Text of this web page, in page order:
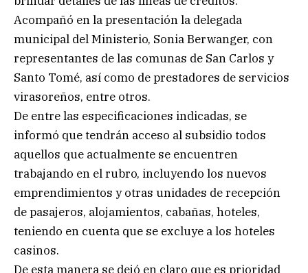
Acompañó en la presentación la delegada
municipal del Ministerio, Sonia Berwanger, con
representantes de las comunas de San Carlos y
Santo Tomé, así como de prestadores de servicios
virasoreños, entre otros.
De entre las especificaciones indicadas, se
informó que tendrán acceso al subsidio todos
aquellos que actualmente se encuentren
trabajando en el rubro, incluyendo los nuevos
emprendimientos y otras unidades de recepción
de pasajeros, alojamientos, cabañas, hoteles,
teniendo en cuenta que se excluye a los hoteles
casinos.
De esta manera se dejó en claro que es prioridad